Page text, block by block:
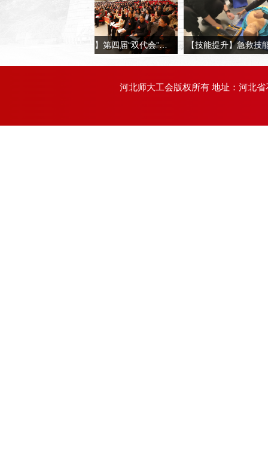
【双代会】第四届“双代会”第四次会议
河北师大工会版权所有 地址：河北